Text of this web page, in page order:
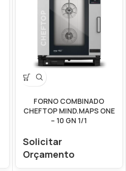
FORNO COMBINADO
CHEFTOP MIND.MAPS ONE
– 10 GN 1/1
Solicitar
Orçamento